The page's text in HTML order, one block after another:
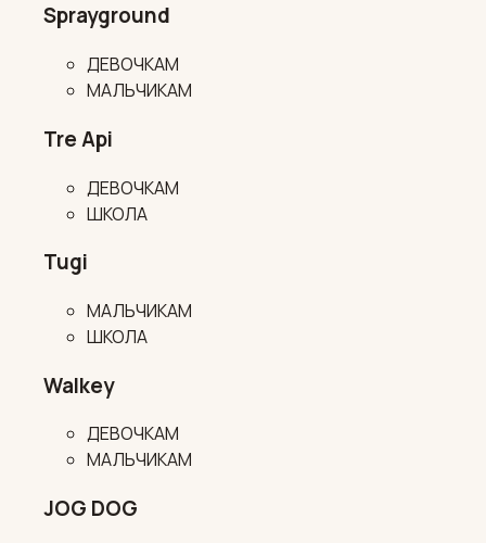
Sprayground
ДЕВОЧКАМ
МАЛЬЧИКАМ
Tre Api
ДЕВОЧКАМ
ШКОЛА
Tugi
МАЛЬЧИКАМ
ШКОЛА
Walkey
ДЕВОЧКАМ
МАЛЬЧИКАМ
JOG DOG